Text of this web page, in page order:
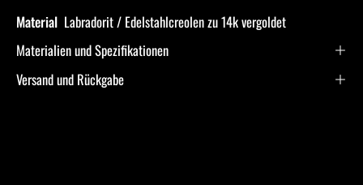
Material Labradorit / Edelstahlcreolen zu 14k vergoldet
Materialien und Spezifikationen
Versand und Rückgabe